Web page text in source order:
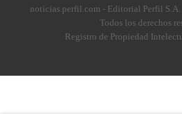
noticias.perfil.com - Editorial Perfil S.A.
Todos los derechos
Registro de Propiedad